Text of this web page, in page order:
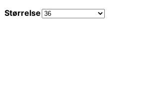
Størrelse